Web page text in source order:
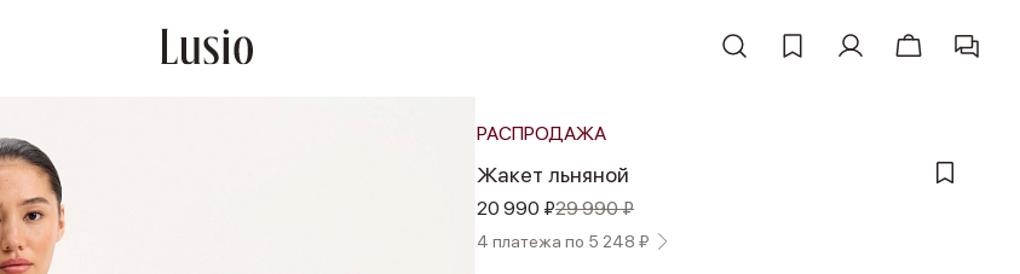
РАСПРОДАЖА
Жакет льняной
20 990 ₽29 990 ₽
4 платежа по 5 248 ₽